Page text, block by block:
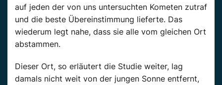
auf jeden der von uns untersuchten Kometen zutraf
und die beste Übereinstimmung lieferte. Das
wiederum legt nahe, dass sie alle vom gleichen Ort
abstammen.
Dieser Ort, so erläutert die Studie weiter, lag
damals nicht weit von der jungen Sonne entfernt,